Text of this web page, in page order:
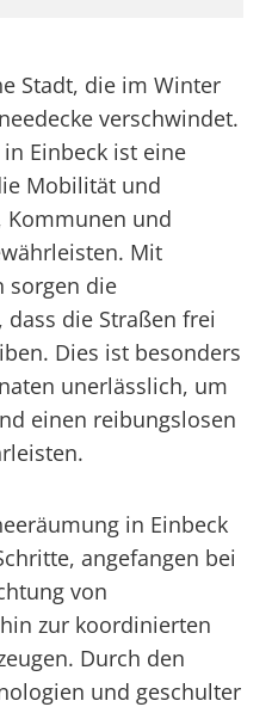
Stadt, die im Winter
verschwindet.
Einbeck ist eine
Mobilität und
Kommunen und
Mit
sorgen die
die Straßen frei
Dies ist besonders
unerlässlich, um
einen reibungslosen
in Einbeck
angefangen bei
von
zur koordinierten
Durch den
und geschulter